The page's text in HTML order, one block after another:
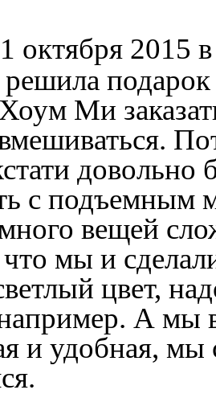
1 октября 2015
подарок
Ми
довольно
с
вещей
мы и
цвет,
А мы
и удобная,